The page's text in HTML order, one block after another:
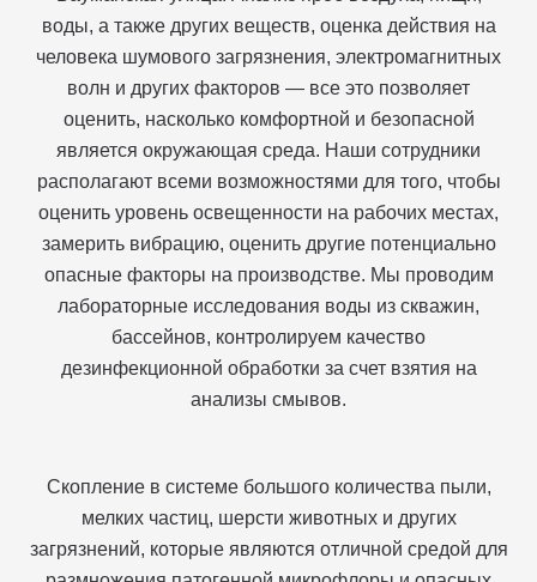
воды, а также других веществ, оценка действия на
человека шумового загрязнения, электромагнитных
волн и других факторов — все это позволяет
оценить, насколько комфортной и безопасной
является окружающая среда. Наши сотрудники
располагают всеми возможностями для того, чтобы
оценить уровень освещенности на рабочих местах,
замерить вибрацию, оценить другие потенциально
опасные факторы на производстве. Мы проводим
лабораторные исследования воды из скважин,
бассейнов, контролируем качество
дезинфекционной обработки за счет взятия на
анализы смывов.
Скопление в системе большого количества пыли,
мелких частиц, шерсти животных и других
загрязнений, которые являются отличной средой для